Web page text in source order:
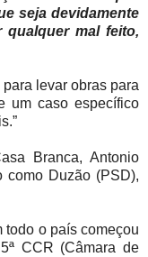
seja devidamente
mal feito,
levar obras para
um caso específico
Branca, Antonio
como Duzão (PSD),
todo o país começou
CCR (Câmara de